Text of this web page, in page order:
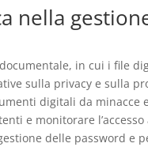
nella
in cui i file
sulla privacy e sulla
digitali da minacce
e monitorare
delle password e